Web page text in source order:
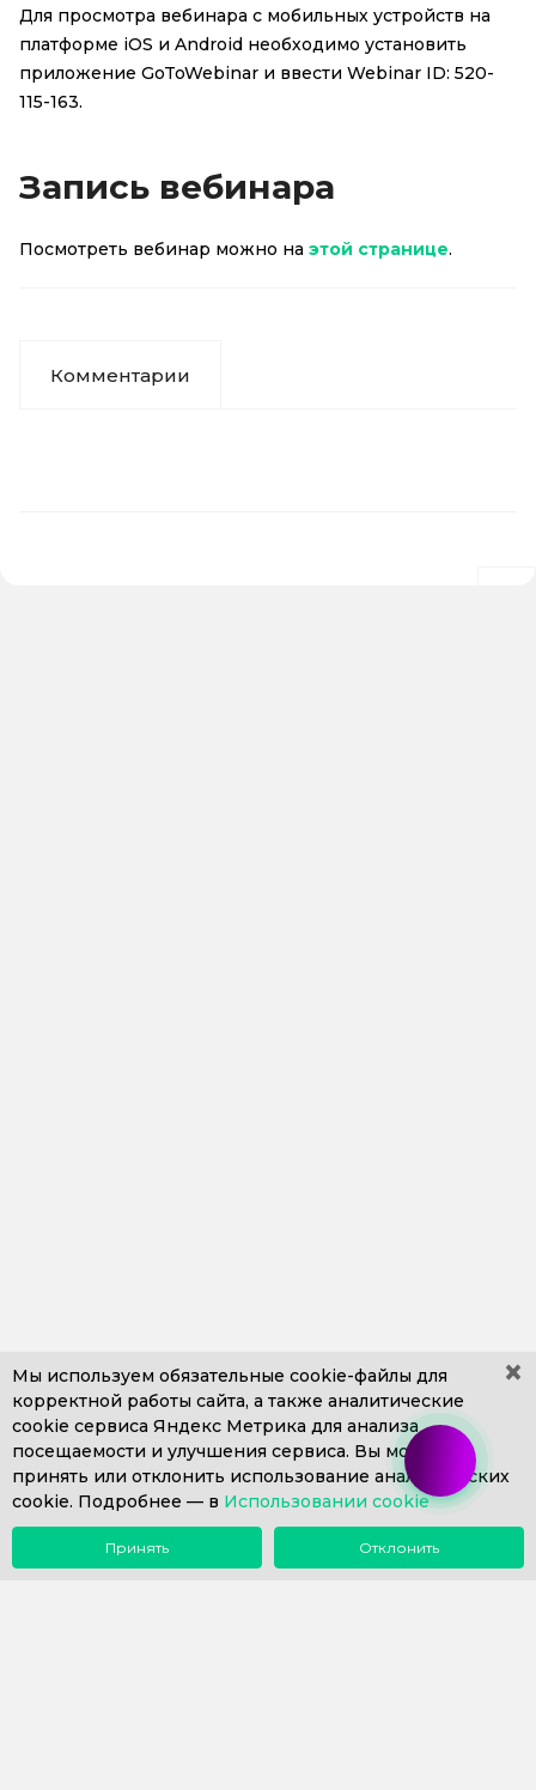
Для просмотра вебинара с мобильных устройств на
платформе iOS и Android необходимо установить
приложение GoToWebinar и ввести Webinar ID: 520-
115-163.
Запись вебинара
Посмотреть вебинар можно на этой странице.
Комментарии
+7 (499) 653-71-10+7 (4812) 302-606
+7 (812) 409-43-26Пн. – Пт. с 9:00 до 18:00
info@1eska.ru
×
Мы используем обязательные cookie-файлы для
корректной работы сайта, а также аналитические
cookie сервиса Яндекс Метрика для анализа
посещаемости и улучшения сервиса. Вы можете
принять или отклонить использование аналитических
cookie. Подробнее — в Использовании cookie
Принять Отклонить